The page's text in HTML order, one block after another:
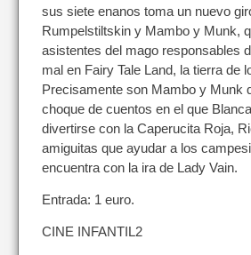
sus siete enanos toma un nuevo
Rumpelstiltskin y Mambo y Munk,
asistentes del mago responsables
mal en Fairy Tale Land, la tierra de
Precisamente son Mambo y Munk
choque de cuentos en el que
divertirse con la Caperucita Roja,
amiguitas que ayudar a los
encuentra con la ira de Lady Vain.
Entrada: 1 euro.
CINE INFANTIL2